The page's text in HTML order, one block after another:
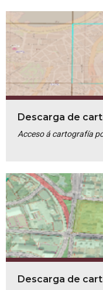
Descarga de
Acceso á cartografía
Descarga de